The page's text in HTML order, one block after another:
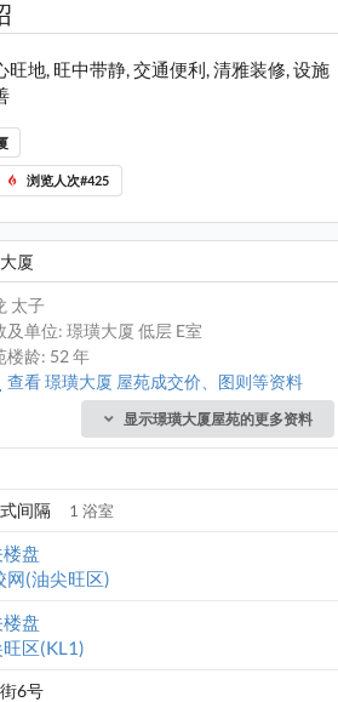
旺地, 旺中带静, 交通便利, 清雅装修, 设施
浏览人次#425
厦
太子
及单位: 璟璜大厦 低层 E室
楼龄: 52 年
查看 璟璜大厦 屋苑成交价、图则等资料
显示璟璜大厦屋苑的更多资料
间隔 1 浴室
盘
网(油尖旺区)
盘
区(KL1)
6号